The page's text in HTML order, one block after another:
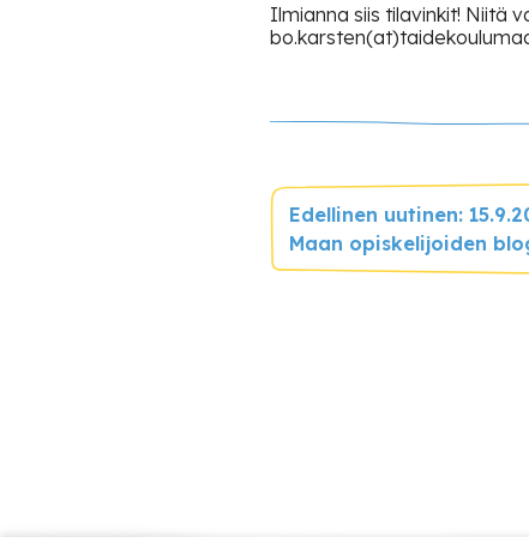
Ilmianna siis tilavinkit! Niitä
Edellinen uutinen:
Maan opiskelijoiden